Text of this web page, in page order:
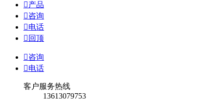
产品
咨询
电话
 回顶
咨询
电话
客户服务热线
13613079753